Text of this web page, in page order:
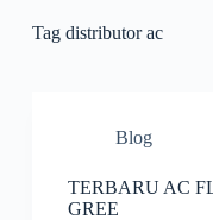
Tagdistributor ac
Blog
TERBARU AC
GREE